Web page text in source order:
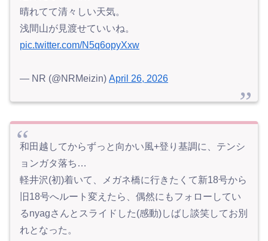
晴れてて清々しい天気。
浅間山が見渡せていいね。
pic.twitter.com/N5q6opyXxw
— NR (@NRMeizin) April 26, 2026
和田越してからずっと向かい風+登り基調に、テンシ
ョンガタ落ち…
軽井沢(初)着いて、メガネ橋に行きたくて新18号から
旧18号へルート変えたら、偶然にもフォローしてい
るnyagさんとスライドした(感動)しばし談笑してお別
れとなった。